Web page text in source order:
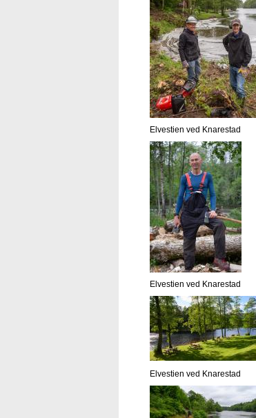
Elvestien ved Knarestad
Elvestien ved Knarestad
Elvestien ved Knarestad